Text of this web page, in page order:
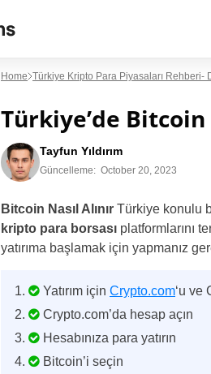
Home Türkiye Kripto Para Piyasaları Rehberi-
Türkiye’de Bitcoin
Tayfun Yıldırım
Güncelleme: October 20, 2023
Bitcoin Nasıl Alınır Türkiye konulu
kripto para borsası platformlarını
yatırıma başlamak için yapmanız
Yatırım için Crypto.com‘u ve
Crypto.com’da hesap açın
Hesabınıza para yatırın
Bitcoin’i seçin